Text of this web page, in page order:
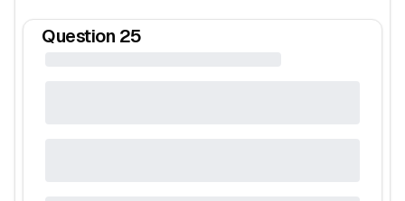
Question 25